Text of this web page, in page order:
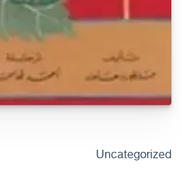
Uncategorized